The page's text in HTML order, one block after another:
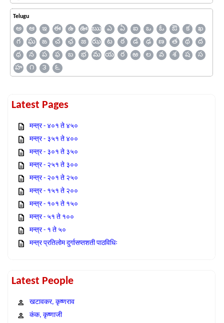
Telugu
అ ఆ ఇ ఈ ఉ ఊ ఋ ఎ ఏ ఐ ఒ ఓ ఔ క
ఖ
గ
ఘ ఙ చ ఛ జ ఝ ట ఠ డ ఢ ణ త థ
ద
ధ
న ప ఫ బ భ మ య ర ఱ ల వ శ ష
స
హ
౧ ౩ ౬
Latest Pages
मन्त्र - ४०१ ते ४५०
मन्त्र - ३५१ ते ४००
मन्त्र - ३०१ ते ३५०
मन्त्र - २५१ ते ३००
मन्त्र - २०१ ते २५०
मन्त्र - १५१ ते २००
मन्त्र - १०१ ते १५०
मन्त्र - ५१ ते १००
मन्त्र - १ ते ५०
मन्त्र प्रतिलोम दुर्गासप्तशती पाठविधिः
Latest People
खटावकर, कृष्णराव
कंक, कृष्णाजी